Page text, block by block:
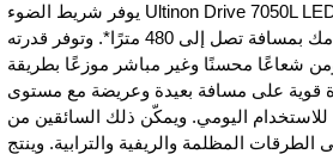
يوفر شريط الضوء Ultinon Drive 7050L LED من Philips شعاع ضوء
ساطعًا يضيء الطريق أمامك بمسافة تصل إلى 480 مترًا*. وتوفر قدرته
على إخراج 4000 لومن شعاعًا محسنًا وغير مباشر موزعًا بطريقة
قوية على مسافة بعيدة وعريضة مع مستوى
اليومي. ويمكّن ذلك السائقين من
المظلمة والريفية والترابية. وينتج